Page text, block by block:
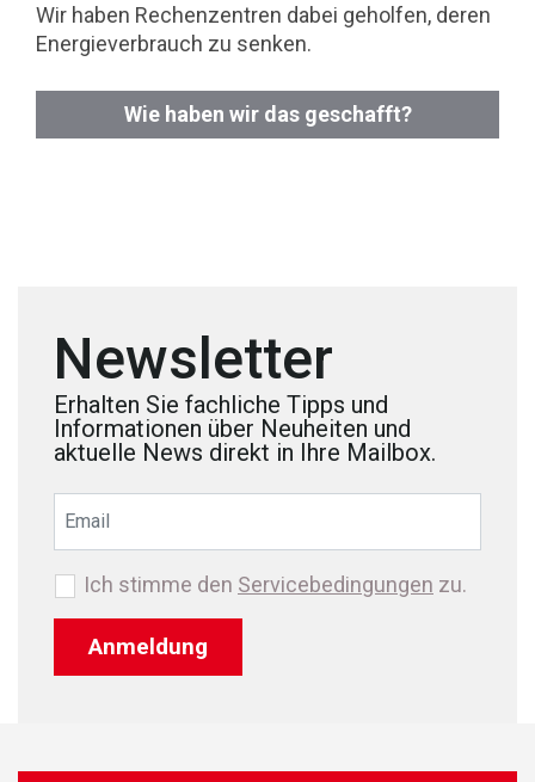
Wir haben Rechenzentren dabei geholfen, deren
Energieverbrauch zu senken.
Wie haben wir das geschafft?
Newsletter
Erhalten Sie fachliche Tipps und
Informationen über Neuheiten und
aktuelle News direkt in Ihre Mailbox.
Anmeldung
Ich stimme den Servicebedingungen zu.